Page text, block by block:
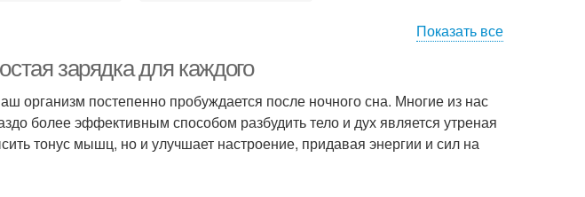
Показать все
зарядка для каждого
организм постепенно пробуждается после ночного сна. Многие из нас
более эффективным способом разбудить тело и дух является утреная
тонус мышц, но и улучшает настроение, придавая энергии и сил на